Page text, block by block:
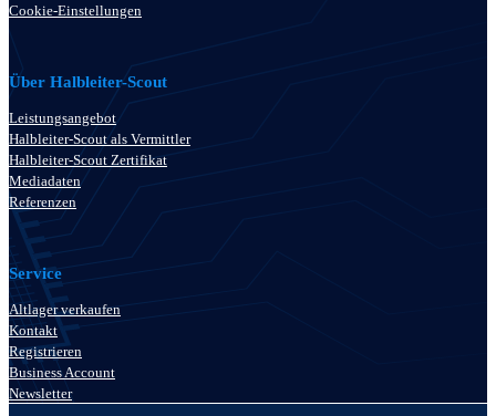
Cookie-Einstellungen
Über Halbleiter-Scout
Leistungsangebot
Halbleiter-Scout als Vermittler
Halbleiter-Scout Zertifikat
Mediadaten
Referenzen
Service
Altlager verkaufen
Kontakt
Registrieren
Business Account
Newsletter